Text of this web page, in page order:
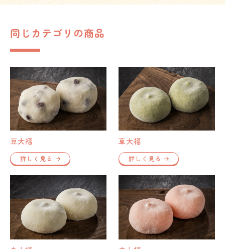
同じカテゴリの商品
豆大福
詳しく見る
草大福
詳しく見る